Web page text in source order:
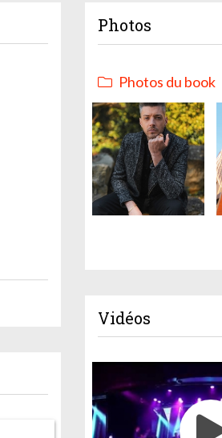
Photos
Photos du book
Vidéos